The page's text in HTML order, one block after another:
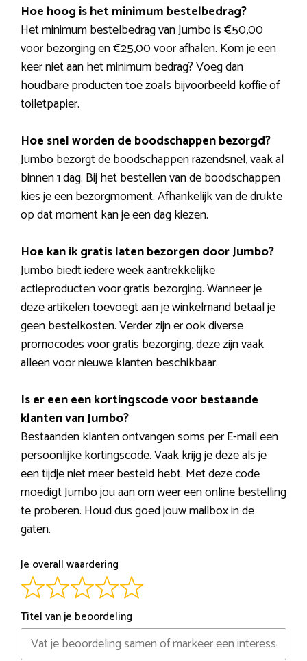
Hoe hoog is het minimum bestelbedrag?
Het minimum bestelbedrag van Jumbo is €50,00
voor bezorging en €25,00 voor afhalen. Kom je een
keer niet aan het minimum bedrag? Voeg dan
houdbare producten toe zoals bijvoorbeeld koffie of
toiletpapier.
Hoe snel worden de boodschappen bezorgd?
Jumbo bezorgt de boodschappen razendsnel, vaak al
binnen 1 dag. Bij het bestellen van de boodschappen
kies je een bezorgmoment. Afhankelijk van de drukte
op dat moment kan je een dag kiezen.
Hoe kan ik gratis laten bezorgen door Jumbo?
Jumbo biedt iedere week aantrekkelijke
actieproducten voor gratis bezorging. Wanneer je
deze artikelen toevoegt aan je winkelmand betaal je
geen bestelkosten. Verder zijn er ook diverse
promocodes voor gratis bezorging, deze zijn vaak
alleen voor nieuwe klanten beschikbaar.
Is er een een kortingscode voor bestaande
klanten van Jumbo?
Bestaanden klanten ontvangen soms per E-mail een
persoonlijke kortingscode. Vaak krijg je deze als je
een tijdje niet meer besteld hebt. Met deze code
moedigt Jumbo jou aan om weer een online bestelling
te proberen. Houd dus goed jouw mailbox in de
gaten.
Je overall waardering
Titel van je beoordeling